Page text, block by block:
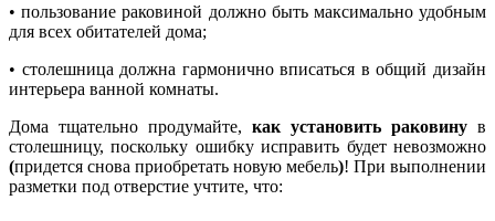
• пользование раковиной должно быть максимально удобным
для всех обитателей дома;
• столешница должна гармонично вписаться в общий дизайн
интерьера ванной комнаты.
Дома тщательно продумайте, как установить раковину в
столешницу, поскольку ошибку исправить будет невозможно
(придется снова приобретать новую мебель)! При выполнении
разметки под отверстие учтите, что: